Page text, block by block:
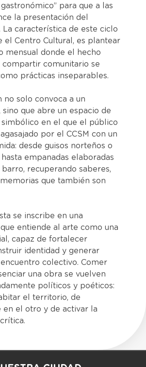
gastronómico” para que a las
la presentación del
La característica de este ciclo
el Centro Cultural, es plantear
mensual donde el hecho
comunitario se
prácticas inseparables.
no solo convoca a un
sino que abre un espacio de
en el que el público
por el CCSM con un
desde guisos norteños o
empanadas elaboradas
recuperando saberes,
que también son
se inscribe en una
entiende al arte como una
capaz de fortalecer
identidad y generar
colectivo. Comer
una obra se vuelven
políticos y poéticos:
el territorio, de
en el otro y de activar la